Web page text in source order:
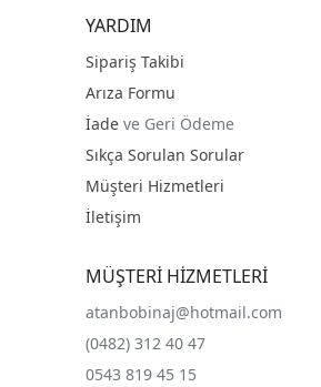
YARDIM
Sipariş Takibi
Arıza Formu
İade ve Geri Ödeme
Sıkça Sorulan Sorular
Müşteri Hizmetleri
İletişim
MÜŞTERİ HİZMETLERİ
atanbobinaj@hotmail.com
(0482) 312 40 47
0543 819 45 15